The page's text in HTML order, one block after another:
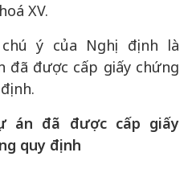
XV.
ý của Nghị định là
đã được cấp giấy chứng
án đã được cấp giấy
quy định